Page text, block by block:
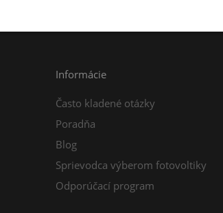
Informácie
Často kladené otázky
Poradňa
Blog
Sprievodca výberom fotovoltiky
Odporúčací program